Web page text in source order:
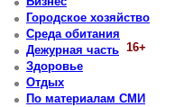
Городское хозяйство
Среда обитания
Дежурная часть 16+
Здоровье
Отдых
По материалам СМИ